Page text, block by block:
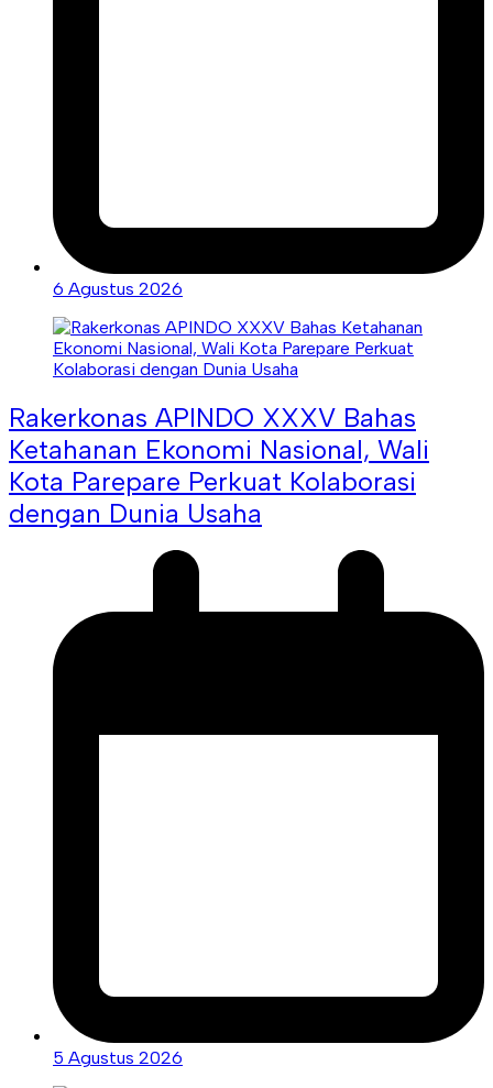
6 Agustus 2026
Rakerkonas APINDO XXXV Bahas
Ketahanan Ekonomi Nasional, Wali
Kota Parepare Perkuat Kolaborasi
dengan Dunia Usaha
5 Agustus 2026